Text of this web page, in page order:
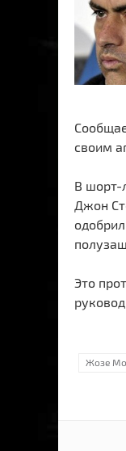
своим
В шорт-
Джон
Это
Жозе